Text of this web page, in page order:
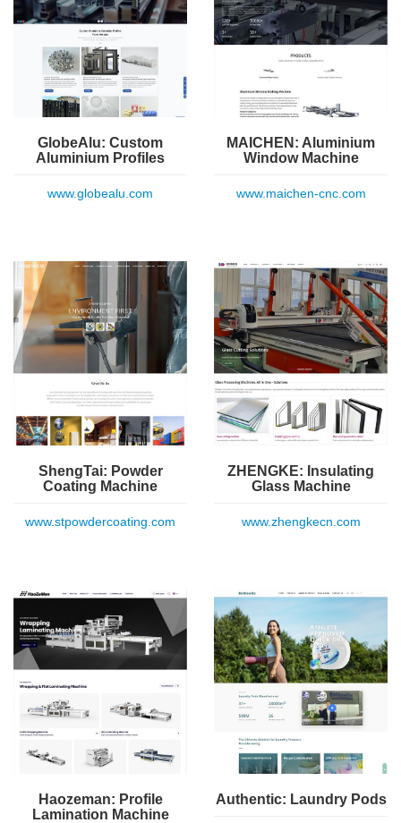
GlobeAlu: Custom
Aluminium Profiles
www.globealu.com
MAICHEN: Aluminium
Window Machine
www.maichen-cnc.com
ShengTai: Powder
Coating Machine
www.stpowdercoating.com
ZHENGKE: Insulating
Glass Machine
www.zhengkecn.com
Haozeman: Profile
Lamination Machine
Authentic: Laundry Pods